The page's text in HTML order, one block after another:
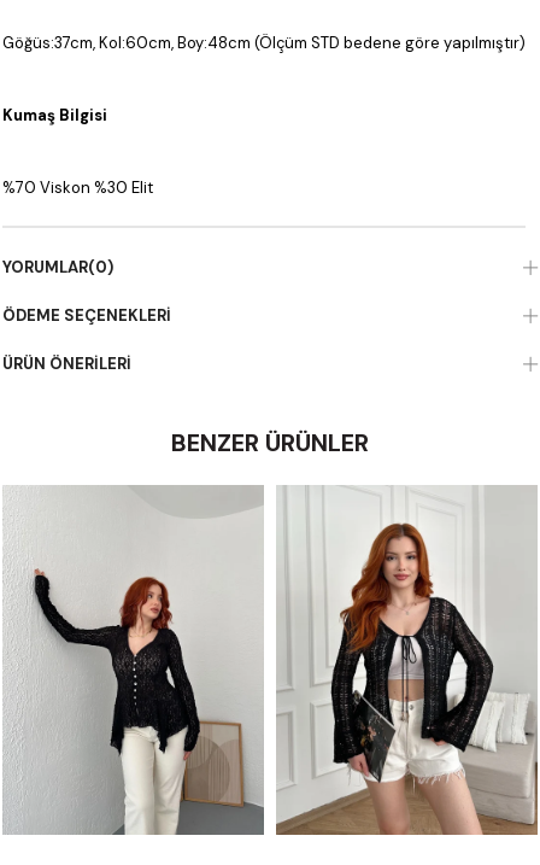
Göğüs:37cm, Kol:60cm, Boy:48cm (Ölçüm STD bedene göre yapılmıştır)
Kumaş Bilgisi
%70 Viskon %30 Elit
YORUMLAR(0)
ÖDEME SEÇENEKLERI
ÜRÜN ÖNERILERI
BENZER ÜRÜNLER